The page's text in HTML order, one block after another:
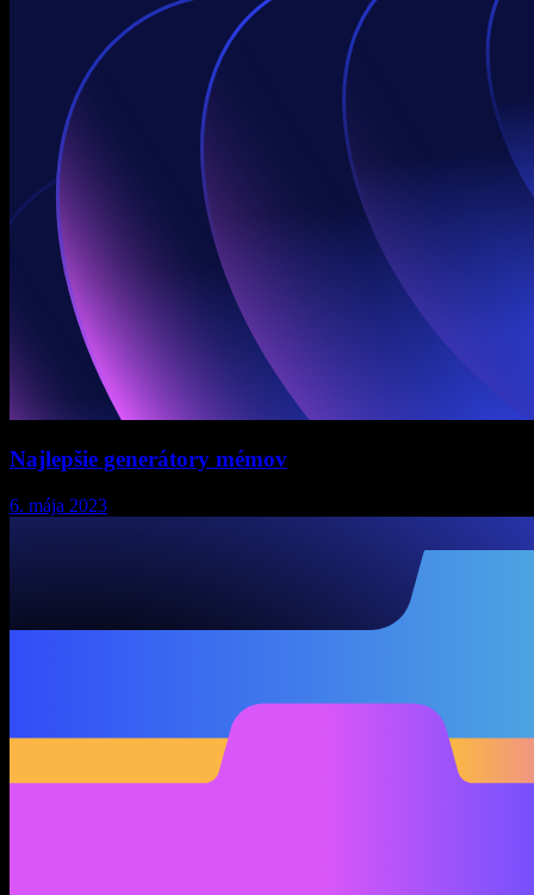
Najlepšie generátory mémov
6. mája 2023